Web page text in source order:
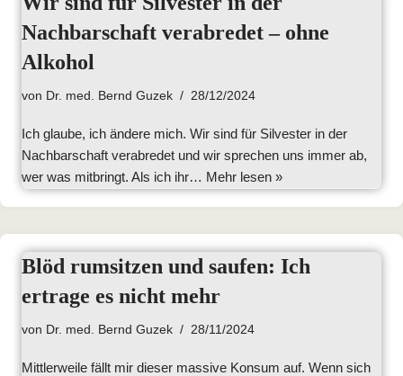
Nachbarschaft verabredet – ohne
Alkohol
von Dr. med. Bernd Guzek 28/12/2024
Ich glaube, ich ändere mich. Wir sind für Silvester in der
Nachbarschaft verabredet und wir sprechen uns immer ab,
wer was mitbringt. Als ich ihr… Mehr lesen »
Blöd rumsitzen und saufen: Ich
ertrage es nicht mehr
von Dr. med. Bernd Guzek 28/11/2024
Mittlerweile fällt mir dieser massive Konsum auf. Wenn sich